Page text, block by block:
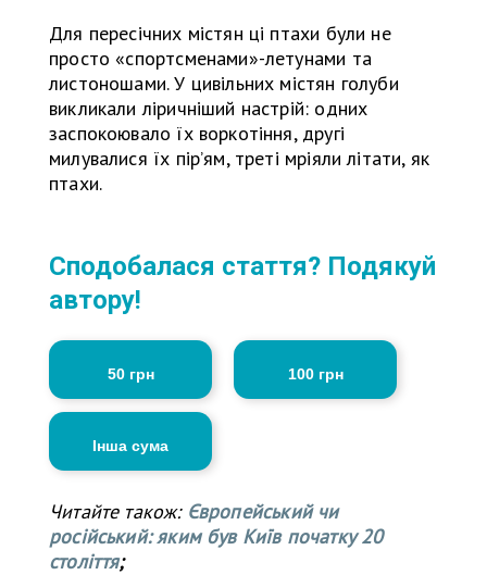
Для пересічних містян ці птахи були не
просто «спортсменами»-летунами та
листоношами. У цивільних містян голуби
викликали ліричніший настрій: одних
заспокоювало їх воркотіння, другі
милувалися їх пір’ям, треті мріяли літати, як
птахи.
Сподобалася стаття? Подякуй
автору!
50 грн 100 грн
Інша сума
Читайте також: Європейський чи
російський: яким був Київ початку 20
століття;